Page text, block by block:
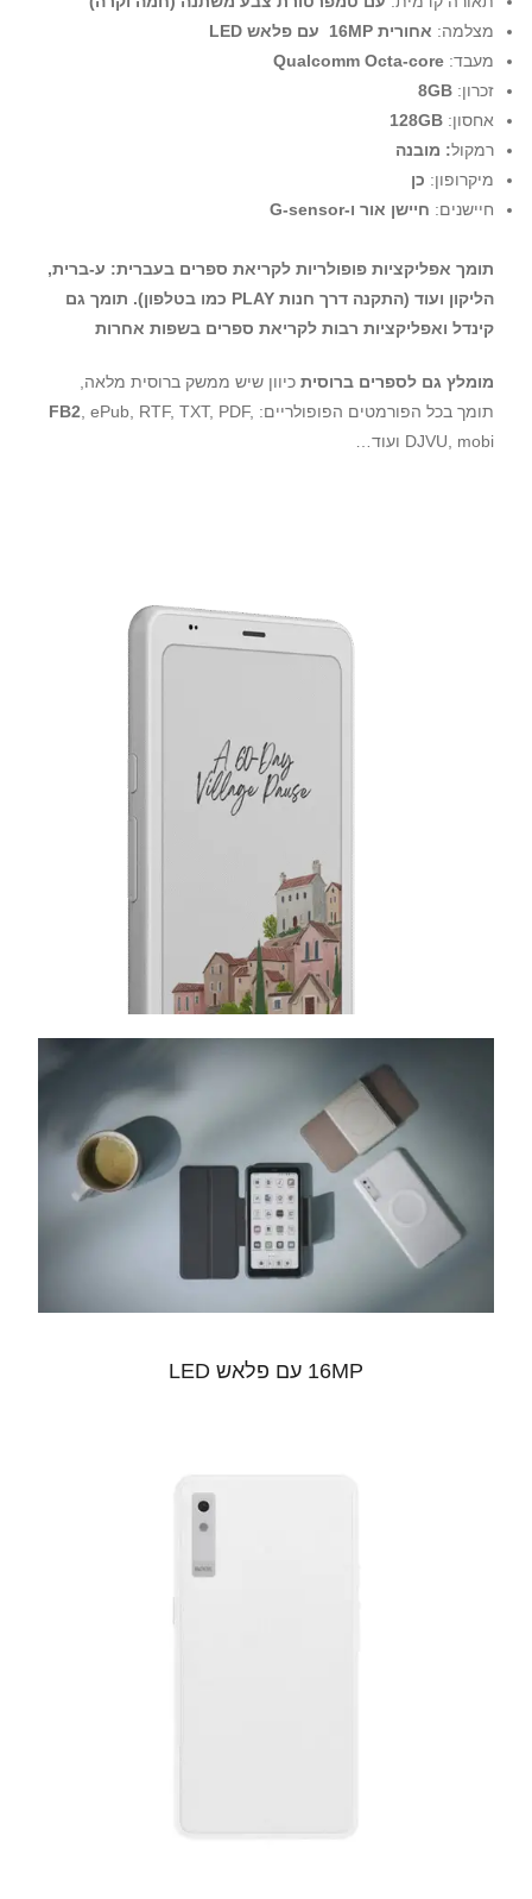
מצלמה: אחורית‎ 16MP ‎ עם פלאש LED
מעבד: Qualcomm Octa-core
זכרון: ‏8GB
אחסון:128GB
רמקול: מובנה
מיקרופון: כן
חיישנים: חיישן אור ו-G-sensor
תומך אפליקציות פופולריות לקריאת ספרים בעברית: ע-ברית,
הליקון ועוד (התקנה דרך חנות PLAY כמו בטלפון).
תומך גם
קינדל ואפליקציות רבות לקריאת ספרים בשפות אחרות
מומלץ גם לספרים ברוסית כיוון שיש ממשק ברוסית מלאה,
תומך בכל הפורמטים הפופולריים:
FB2 , ePub, RTF, TXT, PDF,
DJVU, mobi ועוד…
16MP‎ עם פלאש LED